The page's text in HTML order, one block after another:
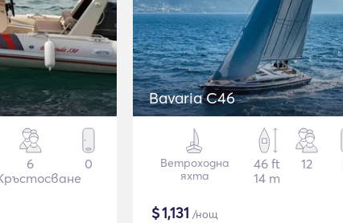
6
0
Bavaria C46
Ветроходна
яхта
46 ft
14 m
12
$1,131 /нощ